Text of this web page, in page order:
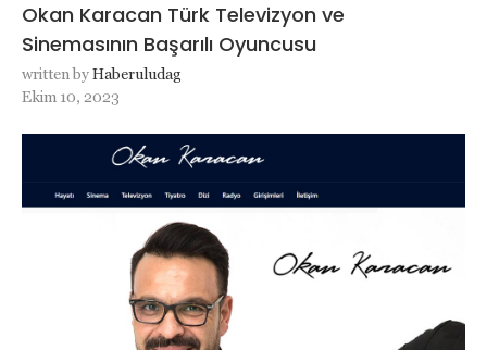
Okan Karacan Türk Televizyon ve
Sinemasının Başarılı Oyuncusu
written byHaberuludag
Ekim 10, 2023